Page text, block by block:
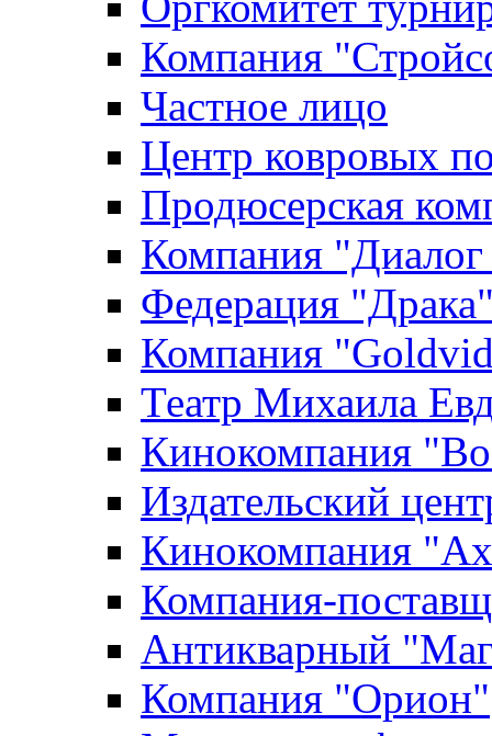
Компания
Частное лицо
Центр ковровых
Продюсерская
Компания
Федерация
Компания
Театр Михаила
Кинокомпания
Издательский
Кинокомпания
Компания-
Антикварный
Компания "Орион"